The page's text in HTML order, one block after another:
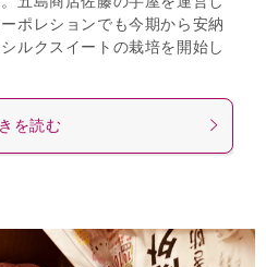
ポレションでも今期から安納
ルクスイートの栽培を開始し
を読む